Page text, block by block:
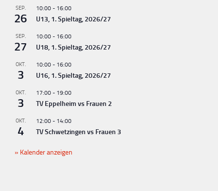
u
n
g
-
N
a
v
i
g
a
t
SEP.
26
10:00 - 16:00
U13, 1. Spieltag, 2026/27
SEP.
27
10:00 - 16:00
U18, 1. Spieltag, 2026/27
OKT.
3
10:00 - 16:00
U16, 1. Spieltag, 2026/27
OKT.
3
17:00 - 19:00
TV Eppelheim vs Frauen 2
OKT.
4
12:00 - 14:00
TV Schwetzingen vs Frauen 3
Kalender anzeigen